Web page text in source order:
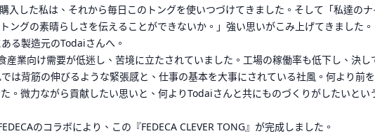
入した私は、それから毎日このトングを使いつづけてきました。そして「私達の
ングの素晴らしさを伝えることができないか。」強い思いがこみ上げてきました。
る製造元のTodaiさんへ。
産業向け需要が低迷し、苦境に立たされていました。工場の稼働率も低下し、決し
は背筋の伸びるような緊張感と、仕事の基本を大事にされている社風。何より前
。微力ながら貢献したい思いと、何よりTodaiさんと共にものづくりがしたいとい
のコラボにより、この『FEDECA CLEVER TONG』が完成しました。